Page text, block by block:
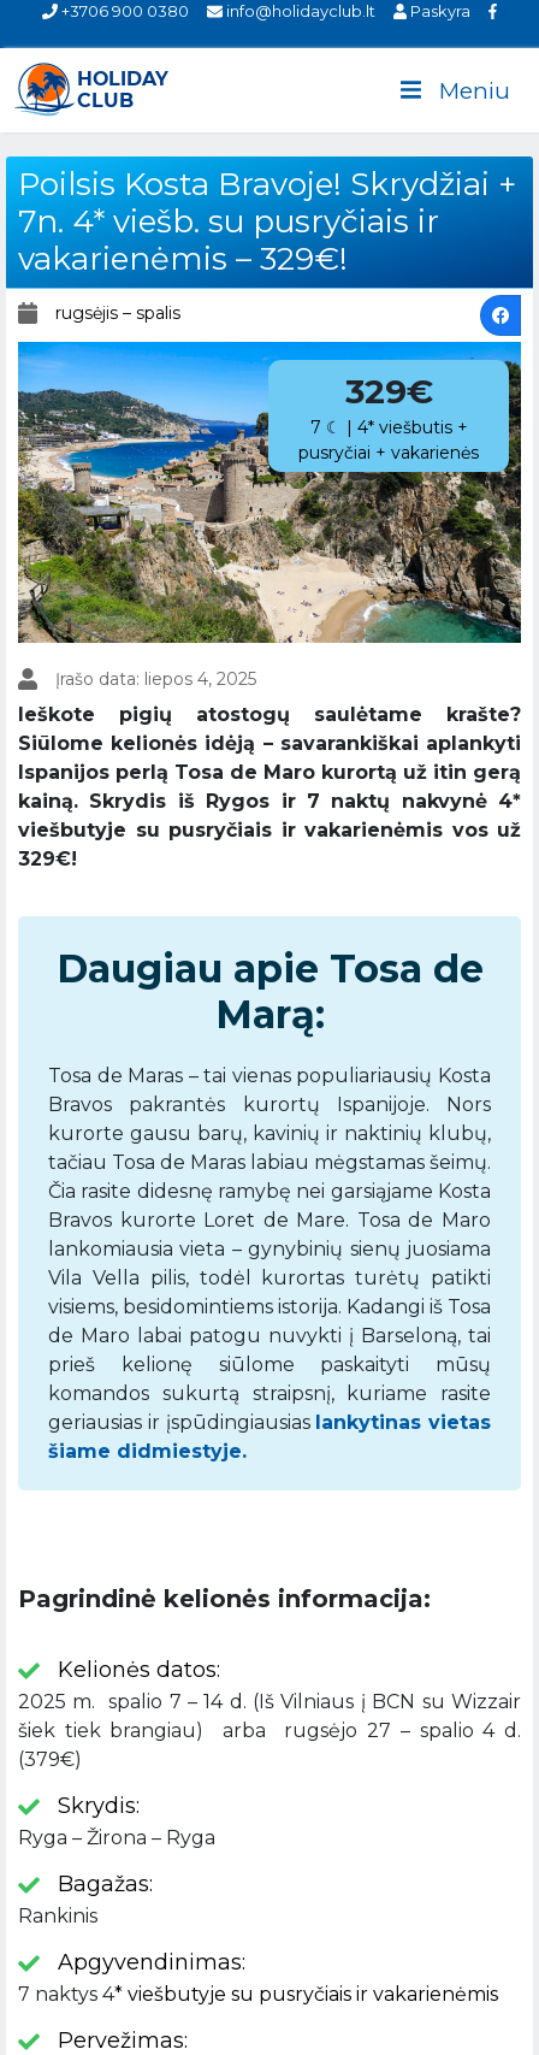
+3706 900 0380 info@holidayclub.lt Paskyra
Meniu
Poilsis Kosta Bravoje! Skrydžiai +
7n. 4* viešb. su pusryčiais ir
vakarienėmis – 329€!
rugsėjis – spalis
329€
7 ☾ | 4* viešbutis +
pusryčiai + vakarienės
Įrašo data: liepos 4, 2025
Ieškote pigių atostogų saulėtame krašte?
Siūlome kelionės idėją – savarankiškai aplankyti
Ispanijos perlą Tosa de Maro kurortą už itin gerą
kainą. Skrydis iš Rygos ir 7 naktų nakvynė 4*
viešbutyje su pusryčiais ir vakarienėmis vos už
329€!
Daugiau apie Tosa de
Marą:
Tosa de Maras – tai vienas populiariausių Kosta
Bravos pakrantės kurortų Ispanijoje. Nors
kurorte gausu barų, kavinių ir naktinių klubų,
tačiau Tosa de Maras labiau mėgstamas šeimų.
Čia rasite didesnę ramybę nei garsiąjame Kosta
Bravos kurorte Loret de Mare. Tosa de Maro
lankomiausia vieta – gynybinių sienų juosiama
Vila Vella pilis, todėl kurortas turėtų patikti
visiems, besidomintiems istorija. Kadangi iš Tosa
de Maro labai patogu nuvykti į Barseloną, tai
prieš kelionę siūlome paskaityti mūsų
komandos sukurtą straipsnį, kuriame rasite
geriausias ir įspūdingiausias lankytinas vietas
šiame didmiestyje.
Pagrindinė kelionės informacija:
Kelionės datos:
2025 m. spalio 7 – 14 d. (Iš Vilniaus į BCN su Wizzair
šiek tiek brangiau) arba rugsėjo 27 – spalio 4 d.
(379€)
Skrydis:
Ryga – Žirona – Ryga
Bagažas:
Rankinis
Apgyvendinimas:
7 naktys 4* viešbutyje su pusryčiais ir vakarienėmis
Pervežimas: